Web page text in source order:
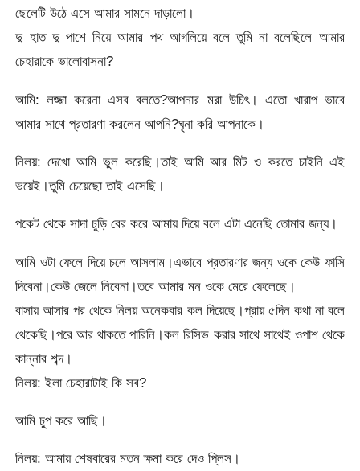
ছেলেটি উঠে এসে আমার সামনে দাড়ালো।
দু হাত দু পাশে নিয়ে আমার পথ আগলিয়ে বলে তুমি না বলেছিলে আমার
চেহারাকে ভালোবাসনা?
আমি: লজ্জা করেনা এসব বলতে?আপনার মরা উচিৎ। এতো খারাপ ভাবে
আমার সাথে প্রতারণা করলেন আপনি?ঘৃনা করি আপনাকে।
নিলয়: দেখো আমি ভুল করেছি।তাই আমি আর মিট ও করতে চাইনি এই
ভয়েই।তুমি চেয়েছো তাই এসেছি।
পকেট থেকে সাদা চুড়ি বের করে আমায় দিয়ে বলে এটা এনেছি তোমার জন্য।
আমি ওটা ফেলে দিয়ে চলে আসলাম।এভাবে প্রতারণার জন্য ওকে কেউ ফাসি
দিবেনা।কেউ জেলে নিবেনা।তবে আমার মন ওকে মেরে ফেলেছে।
বাসায় আসার পর থেকে নিলয় অনেকবার কল দিয়েছে।প্রায় ৫দিন কথা না বলে
থেকেছি।পরে আর থাকতে পারিনি।কল রিসিভ করার সাথে সাথেই ওপাশ থেকে
কান্নার শব্দ।
নিলয়: ইলা চেহারাটাই কি সব?
আমি চুপ করে আছি।
নিলয়: আমায় শেষবারের মতন ক্ষমা করে দেও প্লিস।